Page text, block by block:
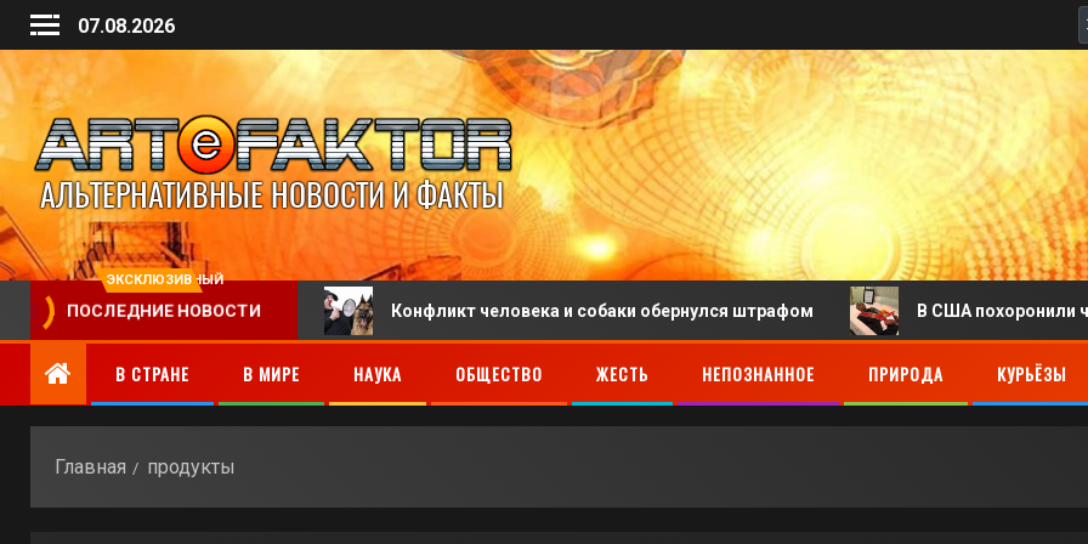
07.08.2026
ЭКСКЛЮЗИВНЫЙ
ПОСЛЕДНИЕ НОВОСТИ
отпуска Конфликт человека и собаки обернулся штрафом В США похоронили
В СТРАНЕ В МИРЕ НАУКА ОБЩЕСТВО ЖЕСТЬ НЕПОЗНАННОЕ ПРИРОДА КУРЬЁЗЫ
Главная продукты